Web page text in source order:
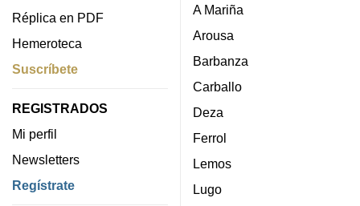
Réplica en PDF
Hemeroteca
Suscríbete
REGISTRADOS
Mi perfil
Newsletters
Regístrate
A Mariña
Arousa
Barbanza
Carballo
Deza
Ferrol
Lemos
Lugo